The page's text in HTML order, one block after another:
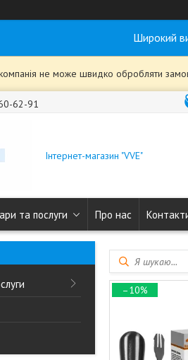
Широкий
не може швидко обробляти
62-91
Інтернет-магазин "VVE"
та послуги Про нас
–10%